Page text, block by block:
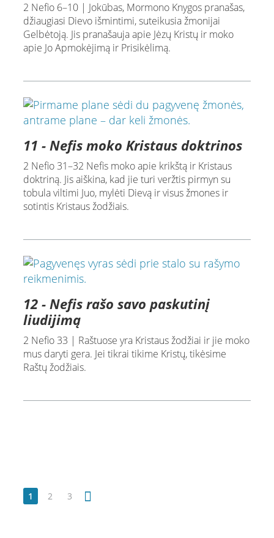
2 Nefio 6–10 | Jokūbas, Mormono Knygos pranašas,
džiaugiasi Dievo išmintimi, suteikusia žmonijai
Gelbėtoją. Jis pranašauja apie Jėzų Kristų ir moko
apie Jo Apmokėjimą ir Prisikėlimą.
11 - Nefis moko Kristaus doktrinos
2 Nefio 31–32 Nefis moko apie krikštą ir Kristaus
doktriną. Jis aiškina, kad jie turi veržtis pirmyn su
tobula viltimi Juo, mylėti Dievą ir visus žmones ir
sotintis Kristaus žodžiais.
12 - Nefis rašo savo paskutinį
liudijimą
2 Nefio 33 | Raštuose yra Kristaus žodžiai ir jie moko
mus daryti gera. Jei tikrai tikime Kristų, tikėsime
Raštų žodžiais.
1 2 3